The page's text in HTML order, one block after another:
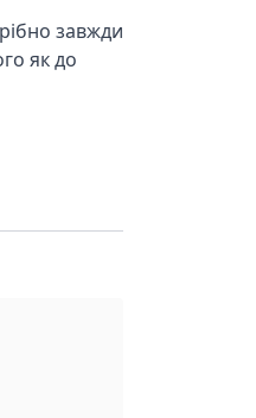
завжди
як до